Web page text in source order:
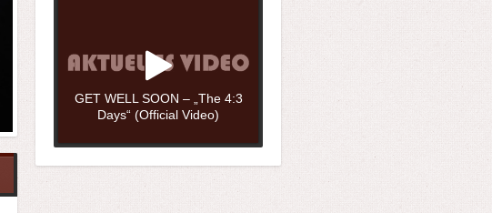
GET WELL SOON – „The 4:3
Days“ (Official Video)